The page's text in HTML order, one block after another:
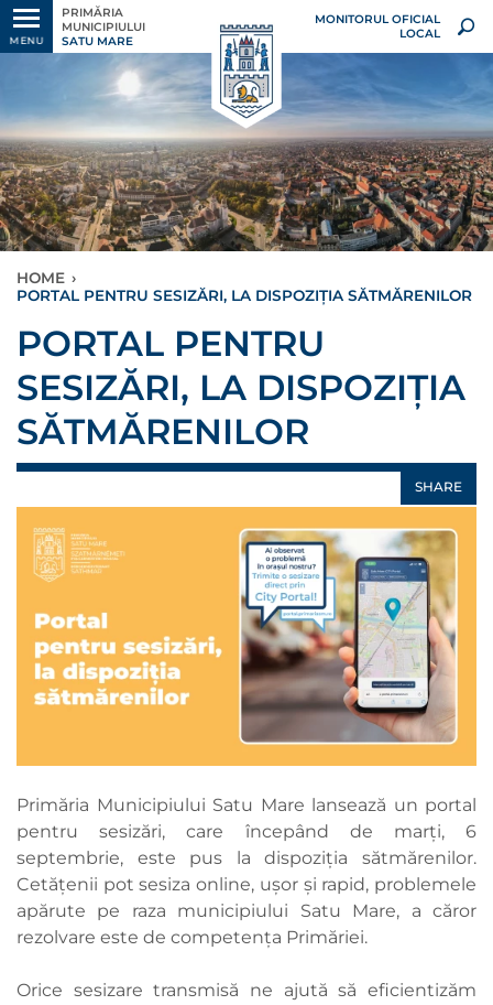
MENU
PRIMĂRIA
MUNICIPIULUI
SATU MARE
MONITORUL OFICIAL
LOCAL
HOME ›
PORTAL PENTRU SESIZĂRI, LA DISPOZIȚIA SĂTMĂRENILOR
PORTAL PENTRU
SESIZĂRI, LA DISPOZIȚIA
SĂTMĂRENILOR
SHARE
Primăria Municipiului Satu Mare lansează un portal
pentru sesizări, care începând de marți, 6
septembrie, este pus la dispoziția sătmărenilor.
Cetățenii pot sesiza online, ușor și rapid, problemele
apărute pe raza municipiului Satu Mare, a căror
rezolvare este de competența Primăriei.
Orice sesizare transmisă ne ajută să eficientizăm